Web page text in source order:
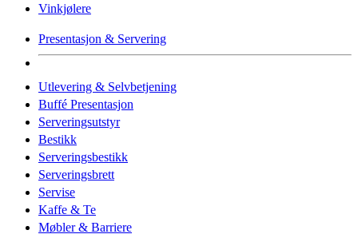
Vinkjølere
Presentasjon & Servering
Utlevering & Selvbetjening
Buffé Presentasjon
Serveringsutstyr
Bestikk
Serveringsbestikk
Serveringsbrett
Servise
Kaffe & Te
Møbler & Barriere